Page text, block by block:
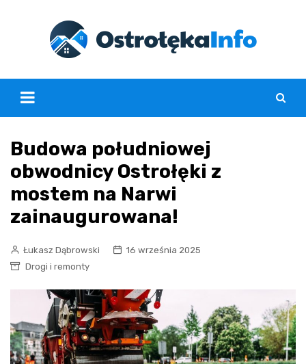
Budowa południowej
obwodnicy Ostrołęki z
mostem na Narwi
zainaugurowana!
Łukasz Dąbrowski
16 września 2025
Drogi i remonty